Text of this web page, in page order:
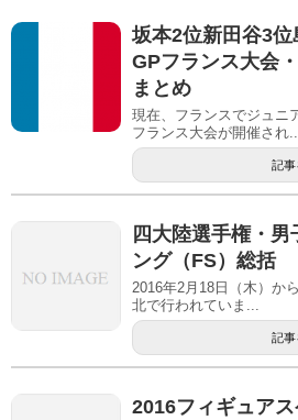
坂本2位新田谷3
GPフランス大会
まとめ
現在、フランスでジュニ
フランス大会が開催され...
記事
四大陸選手権・
ング（FS）総括
2016年2月18日（木）か
北で行われていま...
記事
2016フィギュア